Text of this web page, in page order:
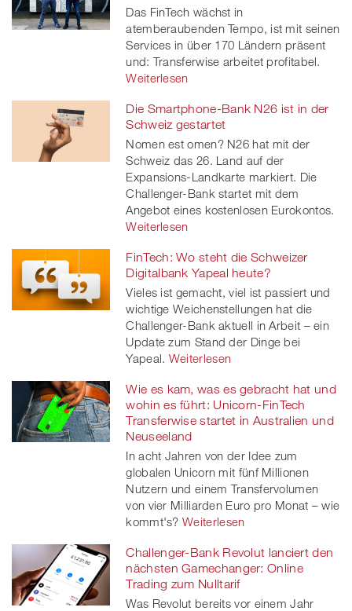
Das FinTech wächst in
atemberaubenden Tempo, ist mit seinen
Services in über 170 Ländern präsent
und: Transferwise arbeitet profitabel.
Weiterlesen
Die Smartphone-Bank N26 ist in der
Schweiz gestartet
Nomen est omen? N26 hat mit der
Schweiz das 26. Land auf der
Expansions-Landkarte markiert. Die
Challenger-Bank startet mit dem
Angebot eines kostenlosen Eurokontos.
Weiterlesen
FinTech: Wo steht die Schweizer
Digitalbank Yapeal heute?
Vieles ist gemacht, viel ist passiert und
wichtige Weichenstellungen hat die
Challenger-Bank aktuell in Arbeit – ein
Update zum Stand der Dinge bei
Yapeal. Weiterlesen
Wie es kam, was es gebracht hat und
wohin es führt: Unicorn-FinTech
Transferwise startet in Australien und
Neuseeland
In acht Jahren von der Idee zum
globalen Unicorn mit fünf Millionen
Nutzern und einem Transfervolumen
von vier Milliarden Euro pro Monat – wie
kommt's? Weiterlesen
Challenger-Bank Revolut lanciert den
nächsten Gamechanger: Online
Trading zum Nulltarif
Was Revolut bereits vor einem Jahr